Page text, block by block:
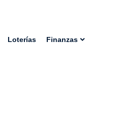
Loterías Finanzas